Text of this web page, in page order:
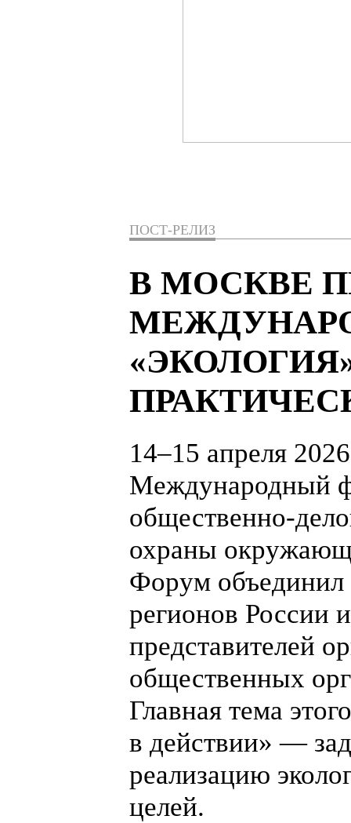
ПОСТ-РЕЛИЗ
В МОСКВЕ
14–15 апреля
Международный
общественно-
охраны
Форум объединил
регионов России
представителей
общественных
Главная тема
в действии» —
реализацию
целей.